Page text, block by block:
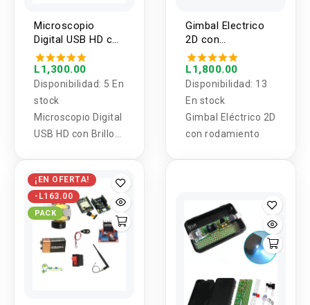
Microscopio
Digital USB HD con
Brillo Ajustable 1-
600X
L1,300.00
Disponibilidad: 5 En
stock
Microscopio Digital
USB HD con Brillo
Gimbal Electrico
2D con
rodamiento
L1,800.00
Disponibilidad: 13
En stock
Gimbal Eléctrico 2D
con rodamiento
¡EN OFERTA!
-L163.00
PACK